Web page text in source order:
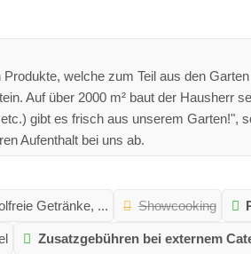
welche zum Teil aus den
Auf über 2000 m² baut der Hausherr
gibt es frisch aus unserem Garten!",
Aufenthalt bei uns ab.
Getränke, ... Showcooking
Zusatzgebühren bei externem